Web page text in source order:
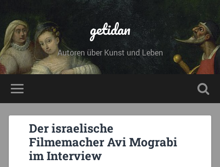
getidan
Autoren über Kunst und Leben
Der israelische
Filmemacher Avi Mograbi
im Interview